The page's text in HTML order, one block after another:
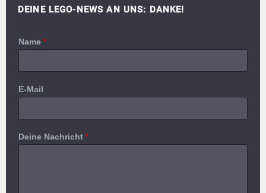
DEINE LEGO-NEWS AN UNS: DANKE!
Name *
E-Mail
Deine Nachricht *